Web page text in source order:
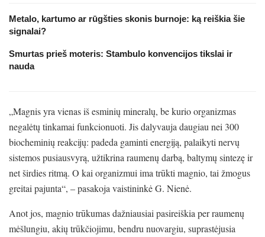
Metalo, kartumo ar rūgšties skonis burnoje: ką reiškia šie
signalai?
Smurtas prieš moteris: Stambulo konvencijos tikslai ir
nauda
„Magnis yra vienas iš esminių mineralų, be kurio organizmas
negalėtų tinkamai funkcionuoti. Jis dalyvauja daugiau nei 300
biocheminių reakcijų: padeda gaminti energiją, palaikyti nervų
sistemos pusiausvyrą, užtikrina raumenų darbą, baltymų sintezę ir
net širdies ritmą. O kai organizmui ima trūkti magnio, tai žmogus
greitai pajunta“, – pasakoja vaistininkė G. Nienė.
Anot jos, magnio trūkumas dažniausiai pasireiškia per raumenų
mėšlungiu, akių trūkčiojimu, bendru nuovargiu, suprastėjusia